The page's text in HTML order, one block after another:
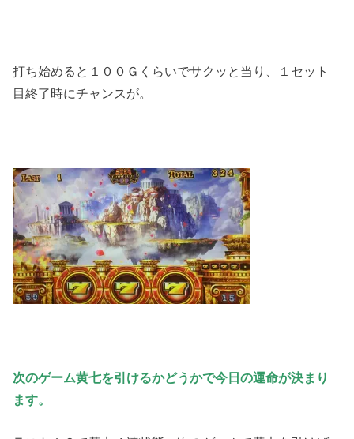
打ち始めると１００Ｇくらいでサクッと当り、１セット
目終了時にチャンスが。
次のゲーム黄七を引けるかどうかで今日の運命が決まり
ます。